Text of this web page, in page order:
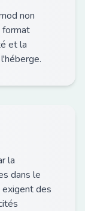
non
format
et la
la
dans le
des